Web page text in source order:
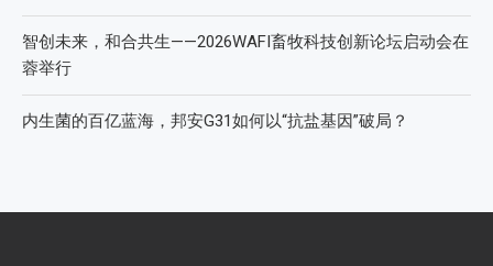
智创未来，和合共生——2026WAFI畜牧科技创新论坛启动会在
蓉举行
内生菌的百亿蓝海，邦安G31如何以“抗盐基因”破局？